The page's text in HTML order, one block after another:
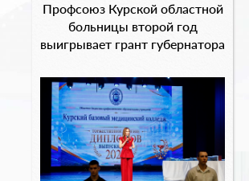
Профсоюз Курской областной
больницы второй год
выигрывает грант губернатора